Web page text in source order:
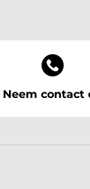
Neem contact